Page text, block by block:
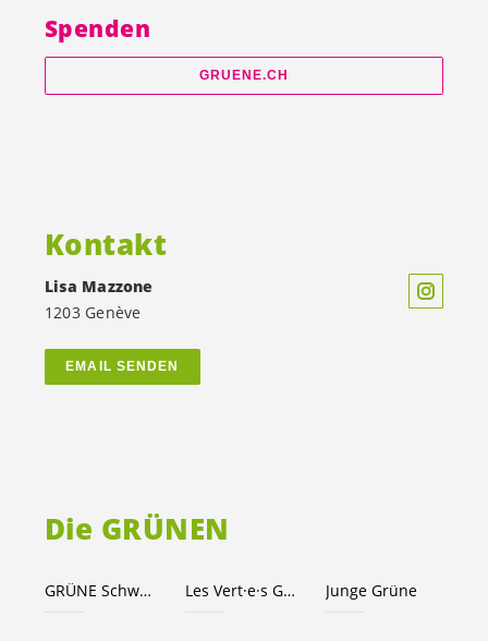
Die GRÜNEN
GRÜNE Schweiz Les Vert·e·s Genève Junge Grüne
Kontakt
Lisa Mazzone
1203 Genève
EMAIL SENDEN
Spenden
GRUENE.CH